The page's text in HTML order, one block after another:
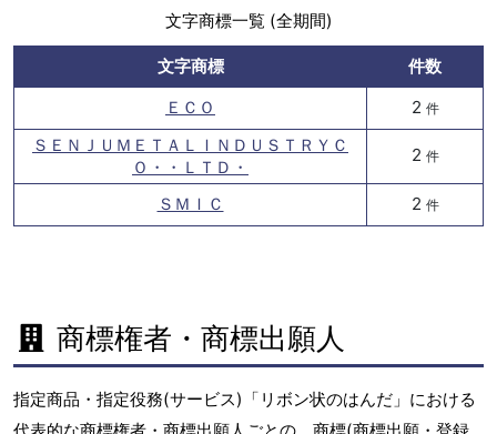
文字商標一覧 (全期間)
文字商標
件数
ＥＣＯ
2 件
ＳＥＮＪＵＭＥＴＡＬＩＮＤＵＳＴＲＹＣ
Ｏ・・ＬＴＤ・
2 件
ＳＭＩＣ 2 件
商標権者・商標出願人
指定商品・指定役務(サービス)「リボン状のはんだ」における
代表的な商標権者・商標出願人ごとの、商標(商標出願・登録